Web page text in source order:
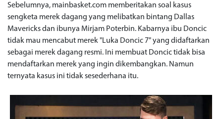
Sebelumnya, mainbasket.com memberitakan soal kasus
sengketa merek dagang yang melibatkan bintang Dallas
Mavericks dan ibunya Mirjam Poterbin. Kabarnya ibu Doncic
tidak mau mencabut merek "Luka Doncic 7" yang didaftarkan
sebagai merek dagang resmi. Ini membuat Doncic tidak bisa
mendaftarkan merek yang ingin dikembangkan. Namun
ternyata kasus ini tidak sesederhana itu.